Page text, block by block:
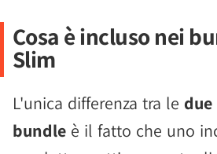
Cosa è incluso nei
Slim
L'unica differenza tra le
bundle è il fatto che uno